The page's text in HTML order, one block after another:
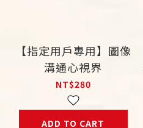
【指定用戶專用】圖像
溝通心視界
NT$280
ADD TO CART